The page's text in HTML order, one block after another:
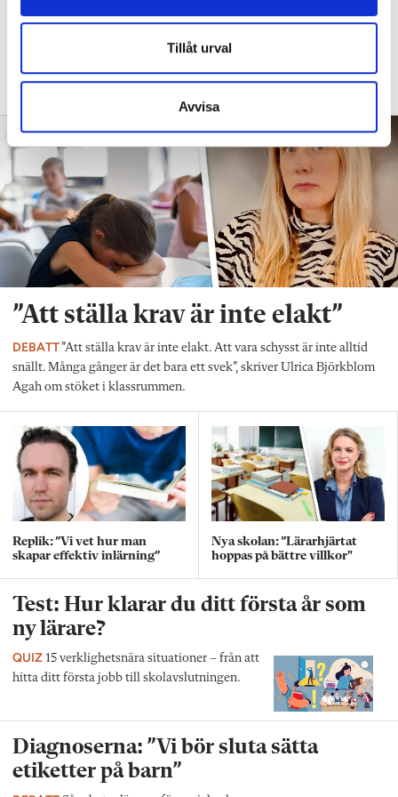
Tillåt urval
Avvisa
barn behöver anpassas?”
”Frågan är hur skolan kan ge plats åt
anpassas till skolan”.
”Att ställa krav är inte elakt”
DEBATT”Att ställa krav är inte elakt. Att vara schysst är inte alltid
snällt. Många gånger är det bara ett svek”, skriver Ulrica Björkblom
Agah om stöket i klassrummen.
Replik: ”Vi vet hur man
skapar effektiv inlärning”
Nya skolan: ”Lärarhjärtat
hoppas på bättre villkor"
Test: Hur klarar du ditt första år som
ny lärare?
QUIZ 15 verklighetsnära situationer – från att
hitta ditt första jobb till skolavslutningen.
Diagnoserna: ”Vi bör sluta sätta
etiketter på barn”